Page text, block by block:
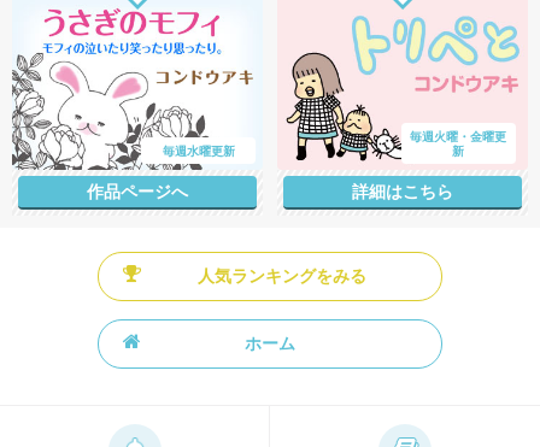
毎週水曜更新
作品ページへ
毎週火曜・金曜更
新
詳細はこちら
人気ランキングをみる
ホーム